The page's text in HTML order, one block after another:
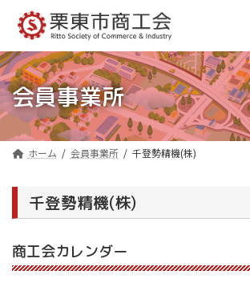
ン
ツ
へ
ス
キ
ッ
ー
シ
ョ
ン
に
移
会員事業所
ホーム 会員事業所 千登勢精機(株)
千登勢精機(株)
商工会カレンダー